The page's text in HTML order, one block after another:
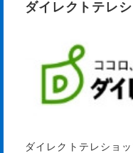
ダイレクトテレ
ダイレクトテレショ